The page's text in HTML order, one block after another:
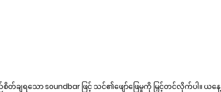
တ်ချရသော soundbar ဖြင့် သင်၏ဖျော်ဖြေမှုကို မြှင့်တင်လိုက်ပါ။ ယနေ့